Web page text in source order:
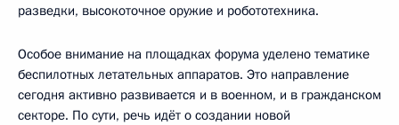
разведки, высокоточное оружие и робототехника.
Особое внимание на площадках форума уделено тематике
беспилотных летательных аппаратов. Это направление
сегодня активно развивается и в военном, и в гражданском
секторе. По сути, речь идёт о создании новой